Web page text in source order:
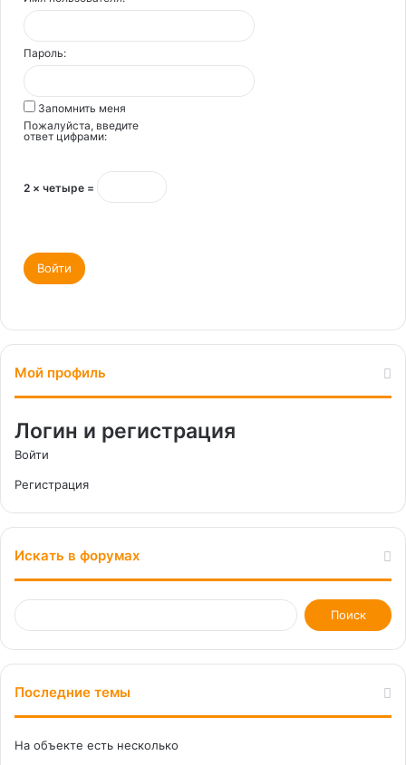
Пароль:
Запомнить меня
Пожалуйста, введите
ответ цифрами:
2 × четыре =
Войти
Мой профиль
Логин и регистрация
Войти
Регистрация
Искать в форумах
Последние темы
На объекте есть несколько